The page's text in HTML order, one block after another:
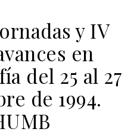
y IV
en
del 25 al 27
de 1994.